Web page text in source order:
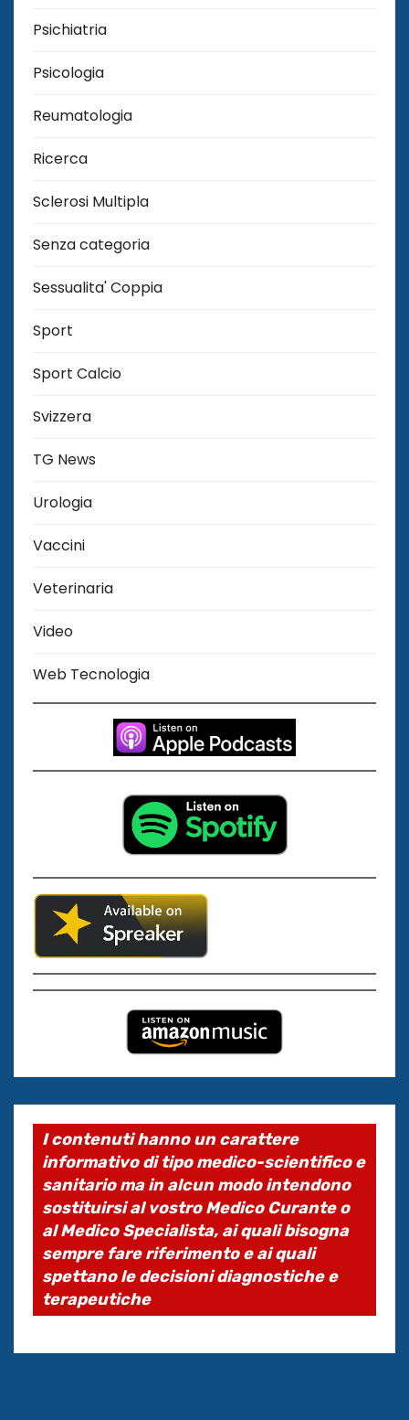
Psichiatria
Psicologia
Reumatologia
Ricerca
Sclerosi Multipla
Senza categoria
Sessualita' Coppia
Sport
Sport Calcio
Svizzera
TG News
Urologia
Vaccini
Veterinaria
Video
Web Tecnologia
I contenuti hanno un carattere
informativo di tipo medico-scientifico e
sanitario ma in alcun modo intendono
sostituirsi al vostro Medico Curante o
al Medico Specialista, ai quali bisogna
sempre fare riferimento e ai quali
spettano le decisioni diagnostiche e
terapeutiche